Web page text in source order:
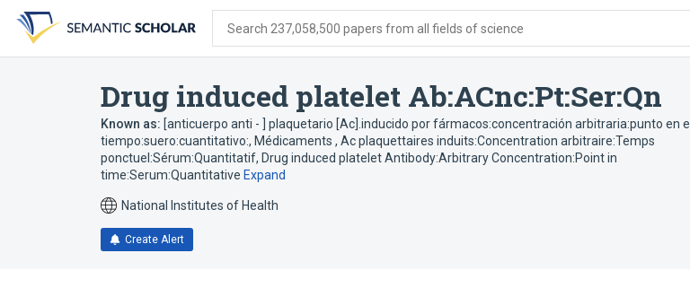
search
form
content
account
menu
Search 237,058,500 papers from all fields of science
Drug induced platelet Ab:ACnc:Pt:Ser:Qn
Known as: [anticuerpo anti - ] plaquetario [Ac].inducido por fármacos:concentración arbitraria:punto en el
tiempo:suero:cuantitativo:, Médicaments , Ac plaquettaires induits:Concentration arbitraire:Temps
ponctuel:Sérum:Quantitatif, Drug induced platelet Antibody:Arbitrary Concentration:Point in
time:Serum:Quantitative Expand
National Institutes of Health
Create Alert